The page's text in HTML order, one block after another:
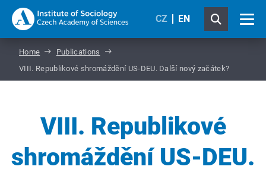
CZ EN
Home
Publications
VIII. Republikové shromáždění US-DEU. Další nový začátek?
VIII. Republikové
shromáždění US-DEU.